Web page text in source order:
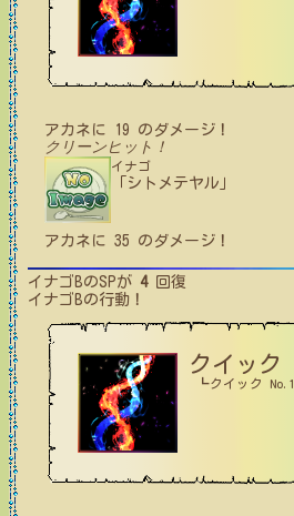
アカネ に 19 のダメージ！
クリーンヒット！
イナゴ
「シトメテヤル」
アカネ に 35 のダメージ！
イナゴBのSPが 4回復
イナゴBの行動！
クイック
┗クイック No.1